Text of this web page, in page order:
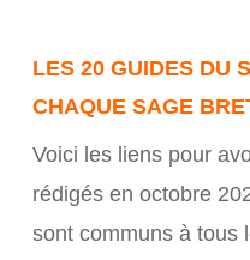
LES 20 GUIDES DU
CHAQUE SAGE
Voici les liens pour
rédigés en octobre
sont communs à tous